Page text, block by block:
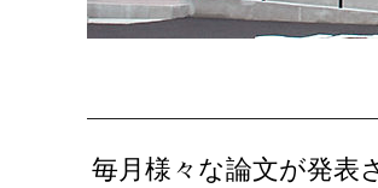
毎月様々な論文が発表